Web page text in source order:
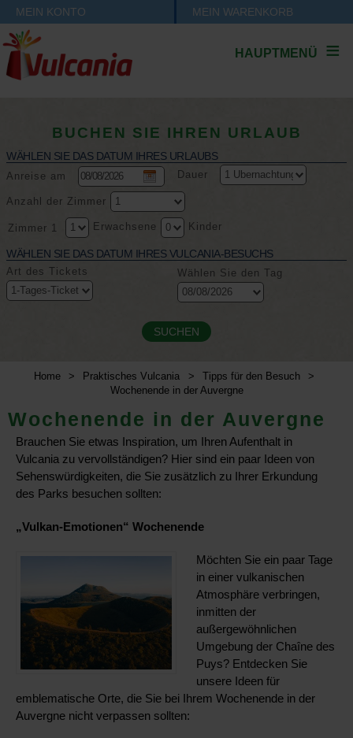
MEIN KONTO MEIN WARENKORB
HAUPTMENÜ
BUCHEN SIE IHREN URLAUB
WÄHLEN SIE DAS DATUM IHRES URLAUBS
Anreise am Dauer
Anzahl der Zimmer
Zimmer 1 Erwachsene Kinder
WÄHLEN SIE DAS DATUM IHRES VULCANIA-BESUCHS
Art des Tickets Wählen Sie den Tag
Home > Praktisches Vulcania > Tipps für den Besuch
>
Wochenende in der Auvergne
Wochenende in der Auvergne
Brauchen Sie etwas Inspiration, um Ihren Aufenthalt in
Vulcania zu vervollständigen? Hier sind ein paar Ideen von
Sehenswürdigkeiten, die Sie zusätzlich zu Ihrer Erkundung
des Parks besuchen sollten:
„Vulkan-Emotionen“ Wochenende
Möchten Sie ein paar Tage
in einer vulkanischen
Atmosphäre verbringen,
inmitten der
außergewöhnlichen
Umgebung der Chaîne des
Puys? Entdecken Sie
unsere Ideen für
emblematische Orte, die Sie bei Ihrem Wochenende in der
Auvergne nicht verpassen sollten: